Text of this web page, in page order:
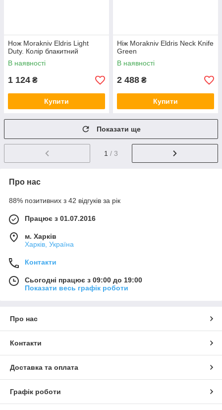
Нож Morakniv Eldris Light
Duty. Колір блакитний
В наявності
1 124 ₴
Купити
Ніж Morakniv Eldris Neck Knife
Green
В наявності
2 488 ₴
Купити
Показати ще
1 / 3
Про нас
88% позитивних з 42 відгуків за рік
Працює з 01.07.2016
м. Харків
Харків, Україна
Контакти
Сьогодні працює з 09:00 до 19:00
Показати весь графік роботи
Про нас
Контакти
Доставка та оплата
Графік роботи